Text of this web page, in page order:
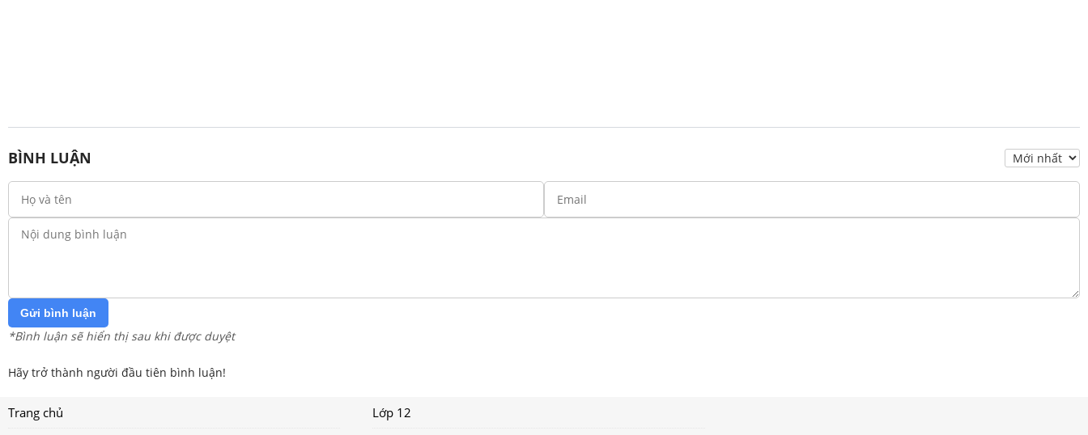
BÌNH LUẬN
Gửi bình luận
*Bình luận sẽ hiển thị sau khi được duyệt
Hãy trở thành người đầu tiên bình luận!
Trang chủ
Lớp 12